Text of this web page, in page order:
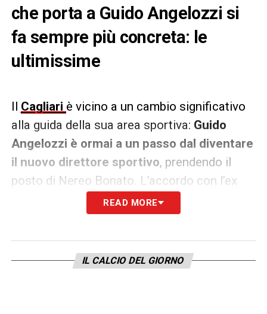
che porta a Guido Angelozzi si
fa sempre più concreta: le
ultimissime
Il Cagliari è vicino a un cambio significativo
alla guida della sua area sportiva: Guido
Angelozzi è ormai a un passo dal diventare
il nuovo direttore sportivo, prendendo il
posto di Nereo Bonato. L’accordo con l’ex
dirigente del Frosinone è in via di definizione
e l’annuncio ufficiale è atteso a breve. Lo
Angelozzi ha accolto con convinzione la
READ MORE
IL CALCIO DEL GIORNO